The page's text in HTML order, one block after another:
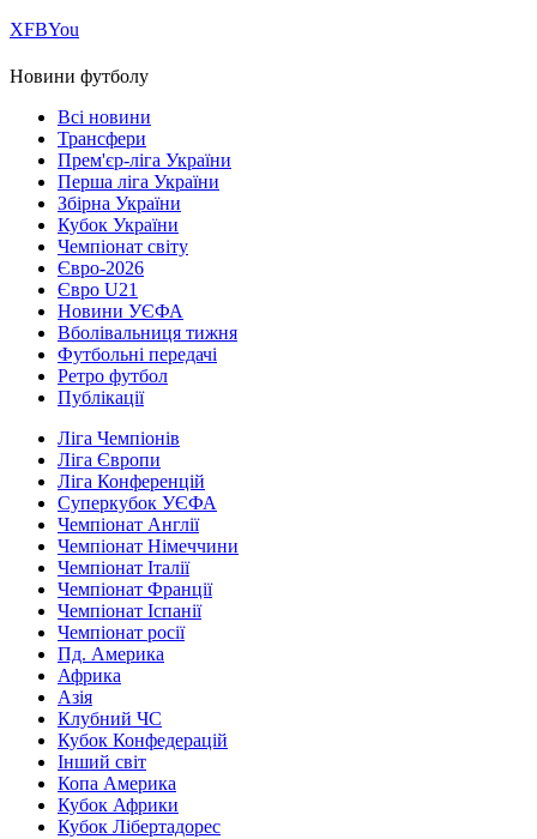
ХFBYou
Новини футболу
Всі новини
Трансфери
Прем'єр-ліга України
Перша ліга України
Збірна України
Кубок України
Чемпіонат світу
Євро-2026
Євро U21
Новини УЄФА
Вболівальниця тижня
Футбольні передачі
Ретро футбол
Публікації
Ліга Чемпіонів
Ліга Європи
Ліга Конференцій
Суперкубок УЄФА
Чемпіонат Англії
Чемпіонат Німеччини
Чемпіонат Італії
Чемпіонат Франції
Чемпіонат Іспанії
Чемпіонат росії
Пд. Америка
Африка
Азія
Клубний ЧС
Кубок Конфедерацій
Інший світ
Копа Америка
Кубок Африки
Кубок Лібертадорес